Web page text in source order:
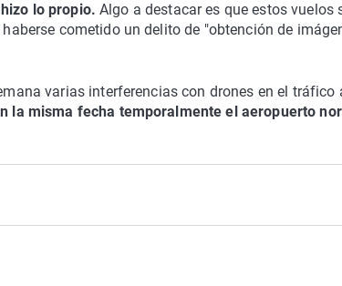
hizo lo propio.Algo a destacar es que estos vuelos
cometido un delito de "obtención de
varias interferencias con drones en el tráfico
la misma fecha temporalmente el aeropuerto